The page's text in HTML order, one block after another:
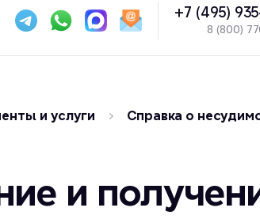
+7 (495)
8 (800)
и услуги
Справка о
и